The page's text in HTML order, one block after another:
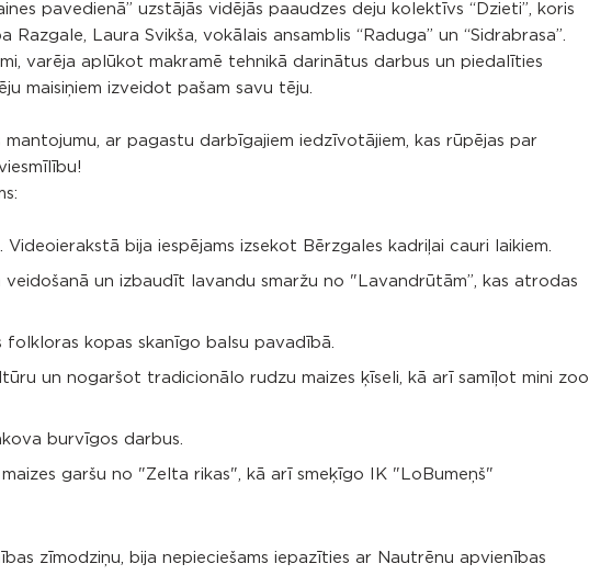
pavedienā” uzstājās vidējās paaudzes deju kolektīvs “Dzieti”, koris
Laura Svikša, vokālais ansamblis “Raduga” un “Sidrabrasa”.
varēja aplūkot makramē tehnikā darinātus darbus un piedalīties
maisiņiem izveidot pašam savu tēju.
ar pagastu darbīgajiem iedzīvotājiem, kas rūpējas par
bija iespējams izsekot Bērzgales kadriļai cauri laikiem.
veidošanā un izbaudīt lavandu smaržu no "Lavandrūtām”, kas atrodas
folkloras kopas skanīgo balsu pavadībā.
un nogaršot tradicionālo rudzu maizes ķīseli, kā arī samīļot mini zoo
burvīgos darbus.
garšu no "Zelta rikas", kā arī smeķīgo IK "LoBumeņš"
zīmodziņu, bija nepieciešams iepazīties ar Nautrēnu apvienības